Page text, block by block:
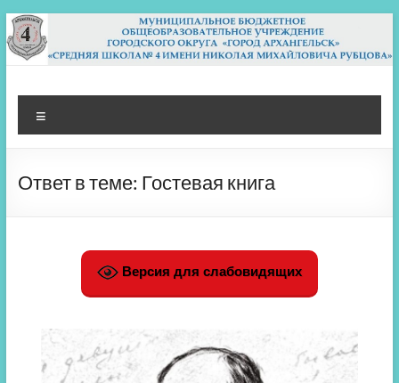
Перейти
к
содержимому
МБОУ СШ 4
Архангельск
Ответ в теме: Гостевая книга
Версия для слабовидящих